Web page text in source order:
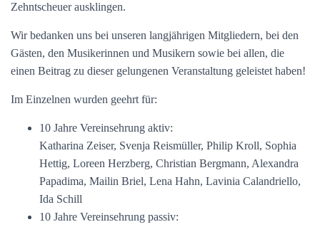
Zehntscheuer ausklingen.
Wir bedanken uns bei unseren langjährigen Mitgliedern, bei den
Gästen, den Musikerinnen und Musikern sowie bei allen, die
einen Beitrag zu dieser gelungenen Veranstaltung geleistet haben!
Im Einzelnen wurden geehrt für:
10 Jahre Vereinsehrung aktiv:
Katharina Zeiser, Svenja Reismüller, Philip Kroll, Sophia
Hettig, Loreen Herzberg, Christian Bergmann, Alexandra
Papadima, Mailin Briel, Lena Hahn, Lavinia Calandriello,
Ida Schill
10 Jahre Vereinsehrung passiv: